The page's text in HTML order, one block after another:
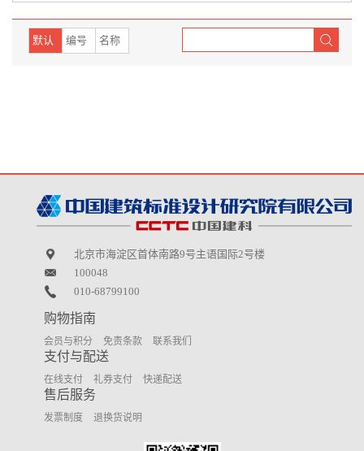
默认 编号 名称
北京市海淀区首体南路9号主语国际2号楼
100048
010-68799100
购物指南
会员与积分 免责条款 联系我们
支付与配送
在线支付 礼券支付 快递配送
售后服务
发票制度 退换货说明